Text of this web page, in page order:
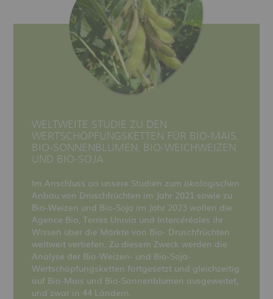
WELTWEITE STUDIE ZU DEN
WERTSCHÖPFUNGSKETTEN FÜR BIO-MAIS,
BIO-SONNENBLUMEN, BIO-WEICHWEIZEN
UND BIO-SOJA
Im Anschluss an unsere Studien zum ökologischen
Anbau von Druschfrüchten im Jahr 2021 sowie zu
Bio-Weizen und Bio-Soja im Jahr 2023 wollen die
Agence Bio, Terres Univia und Intercéréales ihr
Wissen über die Märkte von Bio- Druschfrüchten
weltweit vertiefen. Zu diesem Zweck werden die
Analyse der Bio-Weizen- und Bio-Soja-
Wertschöpfungsketten fortgesetzt und gleichzeitig
auf Bio-Mais und Bio-Sonnenblumen ausgeweitet,
und zwar in 44 Ländern.